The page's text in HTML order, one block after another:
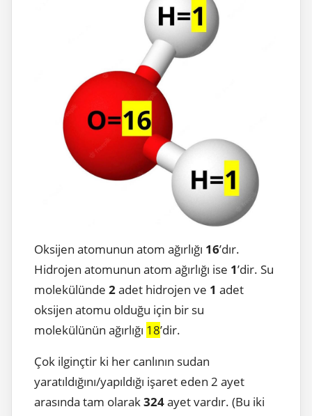
Oksijen atomunun atom ağırlığı 16’dır.
Hidrojen atomunun atom ağırlığı ise 1’dir. Su
molekülünde 2adet hidrojen ve 1 adet
oksijen atomu olduğu için bir su
molekülünün ağırlığı 18’dir.
Çok ilginçtir ki her canlının sudan
yaratıldığını/yapıldığı işaret eden 2 ayet
arasında tam olarak324ayet vardır. (Bu iki